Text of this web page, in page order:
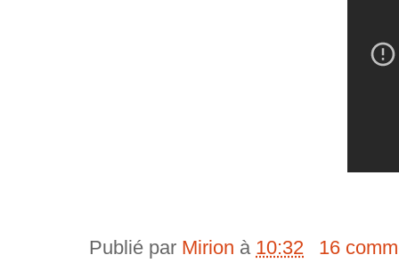
Publié par Mirion à 10:32
16